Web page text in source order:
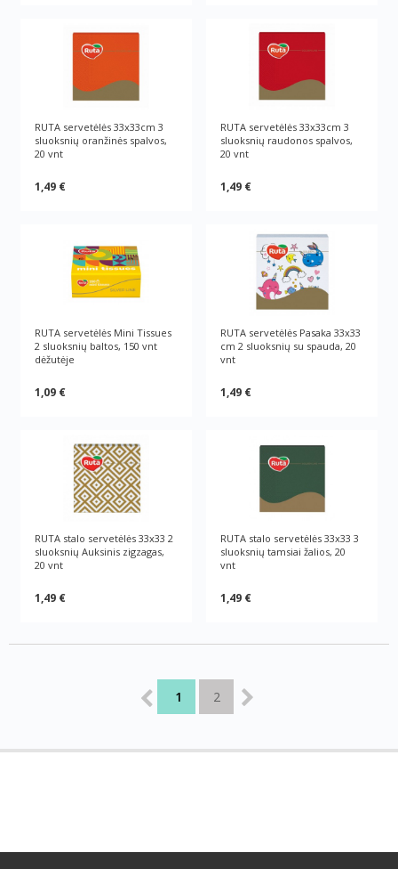
RUTA servetėlės 33х33cm 3
sluoksnių oranžinės spalvos,
20 vnt
1,49 €
RUTA servetėlės 33х33cm 3
sluoksnių raudonos spalvos,
20 vnt
1,49 €
RUTA servetėlės Mini Tissues
2 sluoksnių baltos, 150 vnt
dėžutėje
1,09 €
RUTA servetėlės Pasaka 33х33
cm 2 sluoksnių su spauda, 20
vnt
1,49 €
RUTA stalo servetėlės 33х33 2
sluoksnių Auksinis zigzagas,
20 vnt
1,49 €
RUTA stalo servetėlės 33х33 3
sluoksnių tamsiai žalios, 20
vnt
1,49 €
1 2